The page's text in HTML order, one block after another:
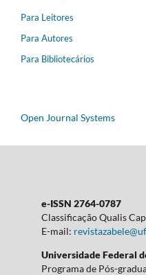
Para Leitores
Para Autores
Para Bibliotecários
Open Journal Systems
e-ISSN 2764-0787
Classificação Qualis
E-mail:
Universidade Federal
Programa de Pós-